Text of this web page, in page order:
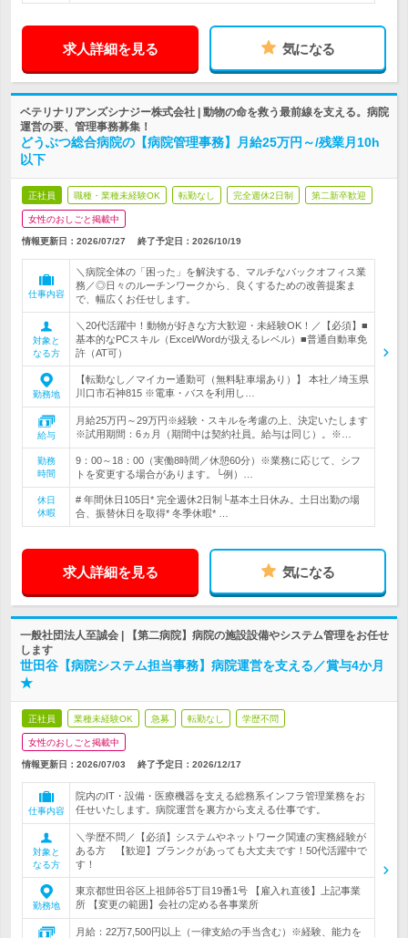
求人詳細を見る 気になる
ベテリナリアンズシナジー株式会社 | 動物の命を救う最前線を支える。病院
運営の要、管理事務募集！
どうぶつ総合病院の【病院管理事務】月給25万円～/残業月10h
以下
正社員 職種・業種未経験OK 転勤なし 完全週休2日制 第二新卒歓迎
女性のおしごと掲載中
情報更新日：2026/07/27 終了予定日： 2026/10/19
仕事内容
＼病院全体の「困った」を解決する、マルチなバックオフィス業
務／◎日々のルーチンワークから、良くするための改善提案ま
で、幅広くお任せします。
対象と
なる方
＼20代活躍中！動物が好きな方大歓迎・未経験OK！／【必須】■
基本的なPCスキル（Excel/Wordが扱えるレベル）■普通自動車免
許（AT可）
勤務地
【転勤なし／マイカー通勤可（無料駐車場あり）】 本社／埼玉県
川口市石神815 ※電車・バスを利用し…
給与
月給25万円～29万円※経験・スキルを考慮の上、決定いたします
※試用期間：6ヵ月（期間中は契約社員。給与は同じ）。※…
勤務
時間
9：00～18：00（実働8時間／休憩60分）※業務に応じて、シフ
トを変更する場合があります。└例）…
休日
休暇
# 年間休日105日* 完全週休2日制└基本土日休み。土日出勤の場
合、振替休日を取得* 冬季休暇* …
求人詳細を見る 気になる
一般社団法人至誠会 | 【第二病院】病院の施設設備やシステム管理をお任せ
します
世田谷【病院システム担当事務】病院運営を支える／賞与4か月
★
正社員 業種未経験OK 急募 転勤なし 学歴不問
女性のおしごと掲載中
情報更新日：2026/07/03 終了予定日： 2026/12/17
仕事内容
院内のIT・設備・医療機器を支える総務系インフラ管理業務をお
任せいたします。病院運営を裏方から支える仕事です。
対象と
なる方
＼学歴不問／【必須】システムやネットワーク関連の実務経験が
ある方 【歓迎】ブランクがあっても大丈夫です！50代活躍中で
す！
勤務地
東京都世田谷区上祖師谷5丁目19番1号 【雇入れ直後】上記事業
所 【変更の範囲】会社の定める各事業所
月給：22万7,500円以上（一律支給の手当含む）※経験、能力を